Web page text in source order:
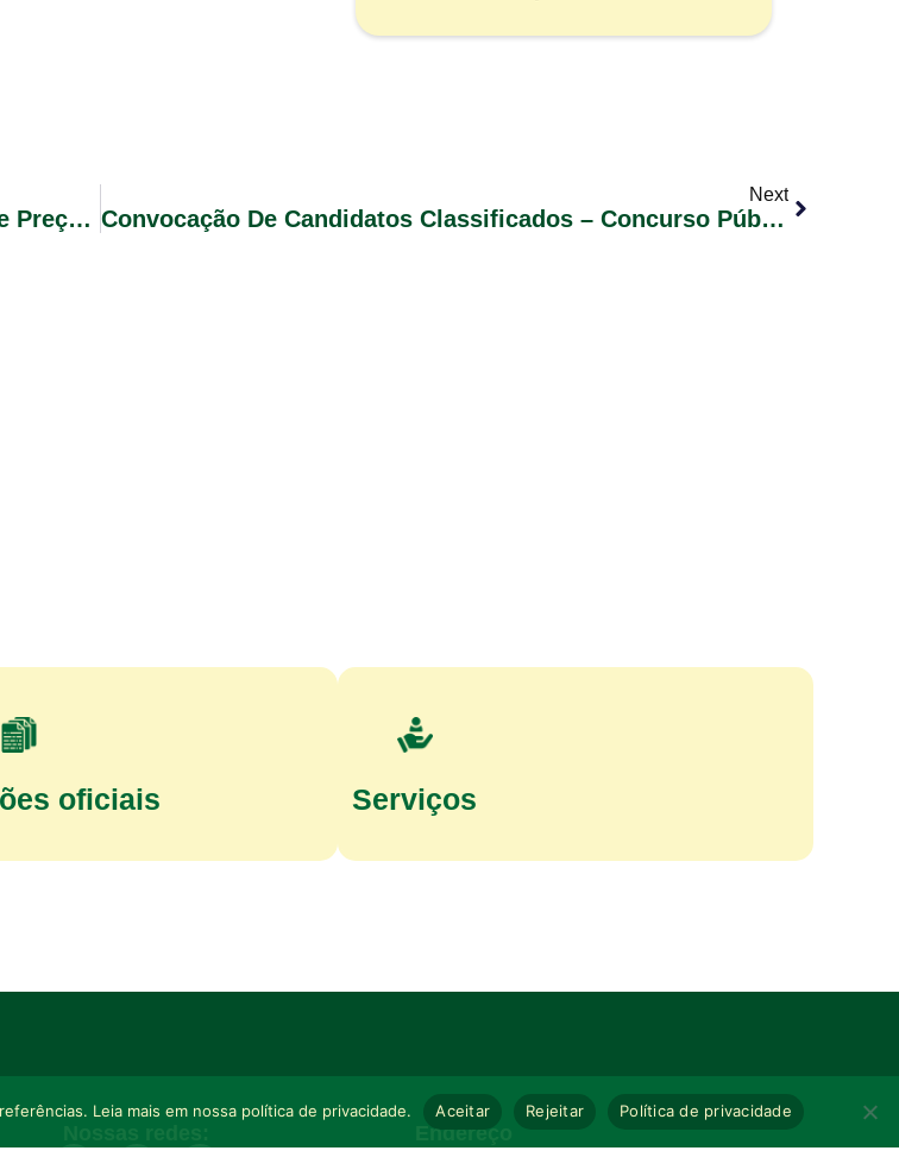
Edital De Pregão Eletrônico Nº 09/2024 – Registro De Preços Para Aquisição De Saibro
Next
Convocação De Candidatos Classificados – Concurso Público 02/2023 – Edital Nº 10 (Especialista Em Educação: Psicopedagogia)
oficiais Serviços
Endereço
Leia mais em nossa política de privacidade. Aceitar Rejeitar Política de privacidade